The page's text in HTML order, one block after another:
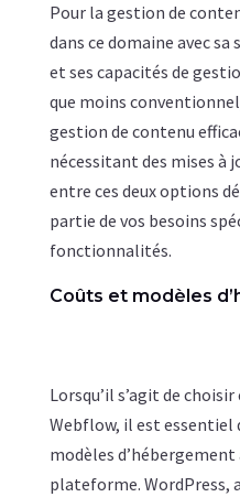
Pour la gestion de
dans ce domaine avec sa
et ses capacités de
que moins
gestion de contenu
nécessitant des mises à
entre ces deux options
partie de vos besoins
fonctionnalités.
Coûts et modèles
Lorsqu’il s’agit de
Webflow, il est essentiel
modèles d’hébergement
plateforme. WordPress,